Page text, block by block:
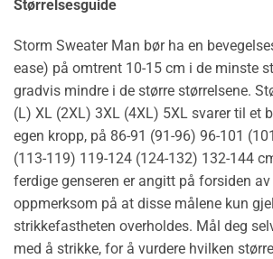
Størrelsesguide
Storm Sweater Man bør ha en
ease) på omtrent 10-15 cm i de minste
gradvis mindre i de større størrelsene.
(L) XL (2XL) 3XL (4XL) 5XL svarer til et
egen kropp, på 86-91 (91-96) 96-101
(113-119) 119-124 (124-132) 132-144
ferdige genseren er angitt på forsiden
oppmerksom på at disse målene kun
strikkefastheten overholdes. Mål deg
med å strikke, for å vurdere hvilken